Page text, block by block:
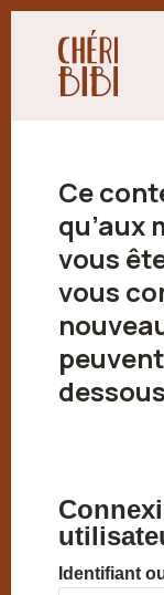
Ce
qu’aux
vous
vous
Identifiant